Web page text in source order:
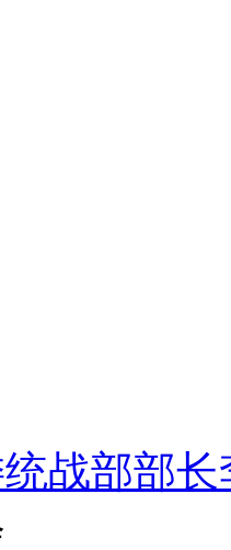
战部部